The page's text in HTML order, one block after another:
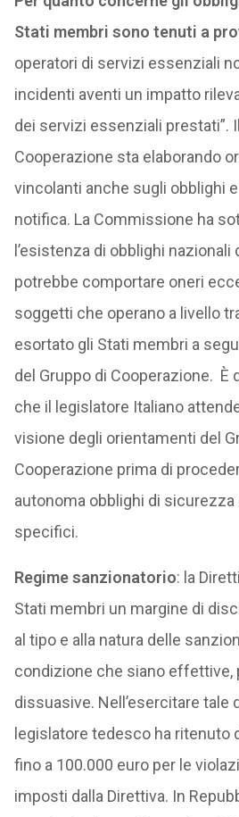
Stati membri sono tenuti a
operatori di servizi essenziali
incidenti aventi un impatto
dei servizi essenziali prestati”.
Cooperazione sta elaborando
vincolanti anche sugli obblighi
notifica. La Commissione ha
l’esistenza di obblighi
potrebbe comportare oneri
soggetti che operano a livello
esortato gli Stati membri a
del Gruppo di Cooperazione. È
che il legislatore Italiano
visione degli orientamenti del
Cooperazione prima di
autonoma obblighi di sicurezza
specifici.
Regime sanzionatorio: la
Stati membri un margine di
al tipo e alla natura delle
condizione che siano effettive,
dissuasive. Nell’esercitare tale
legislatore tedesco ha ritenuto
fino a 100.000 euro per le
imposti dalla Direttiva. In